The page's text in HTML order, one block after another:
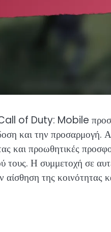
of Duty: Mobile
και την προσαρμογή.
και προωθητικές
τους. Η συμμετοχή σε
αίσθηση της κοινότητας